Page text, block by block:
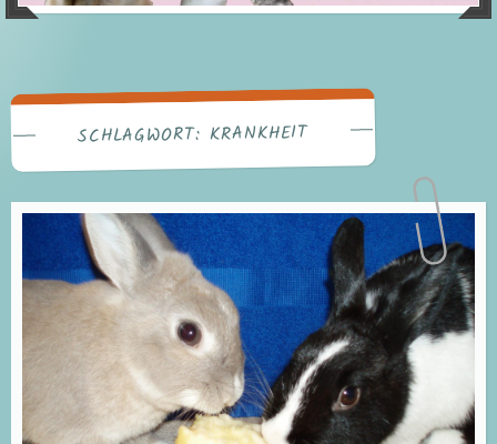
SCHLAGWORT: KRANKHEIT